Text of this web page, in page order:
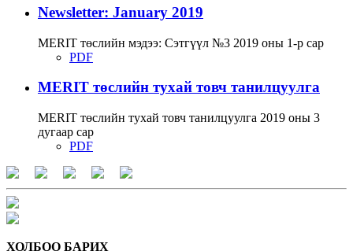
Newsletter: January 2019
MERIT төслийн мэдээ: Сэтгүүл №3 2019 оны 1-р сар
PDF
MERIT төслийн тухай товч танилцуулга
MERIT төслийн тухай товч танилцуулга 2019 оны 3
дугаар сар
PDF
ХОЛБОО БАРИХ